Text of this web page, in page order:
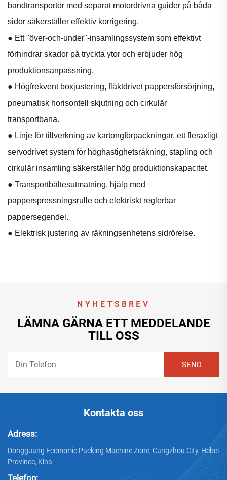
bandtransportör med separat motordrivna guider på båda
sidor säkerställer effektiv korrigering.
● Ett "över-och-under"-insamlingssystem som effektivt
förhindrar skador på tryckta ytor och erbjuder hög
produktionsanpassning.
● Högfrekvent boxjustering, fläktdrivet pappersförsörjning,
pneumatisk horisontell skjutning och cirkulär
transportbana.
● Linje för tillverkning av kartongförpackningar, ett fleraxligt
servodrivet system för höghastighetsräkning, stapling och
cirkulär insamling säkerställer hög produktionskapacitet.
● Transportbältesutmatning, hjälp med
papperspressningsrulle och elektriskt reglerbar
pappersegendel.
● Elektrisk justering av räkningsenhetens sidrörelse.
NYHETSBREV
LÄMNA GÄRNA ETT MEDDELANDE
TILL OSS
Kontakta oss
Adress:
Dongguang Economic Packing Machine Zone, Cangzhou City, Hebei
Province, Kina
Telefon: